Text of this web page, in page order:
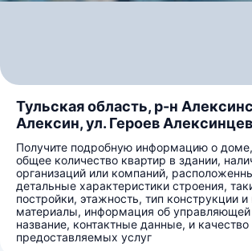
Тульская область, р-н
Алексин, ул. Героев
Получите подробную информацию о
общее количество квартир в здании,
организаций или компаний,
детальные характеристики строения,
постройки, этажность, тип конструкции
материалы, информация об
название, контактные данные, и качество
предоставляемых услуг